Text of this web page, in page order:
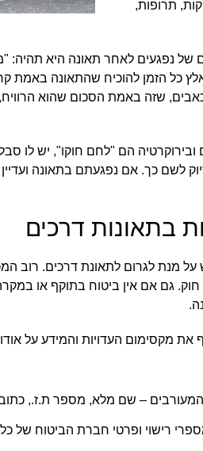
תרופות,
של נפגעים לאחר תאונה היא
כל הזמן להוכיח שהתאונה
שזה באמת הסכום שהוא
הם "לחם חוקו", יש לו
לשם כך. אם נפגעתם בתאונה
בתאונות דרכים
מנת לגרום לתאונת דרכים. רוב
גם אם אין ביטוח בתוקף או
מקסימום העדויות והמידע על
המעורבים – שם מלא, מספר ת.ז.,
רישוי ופרטי חברת הביטוח של